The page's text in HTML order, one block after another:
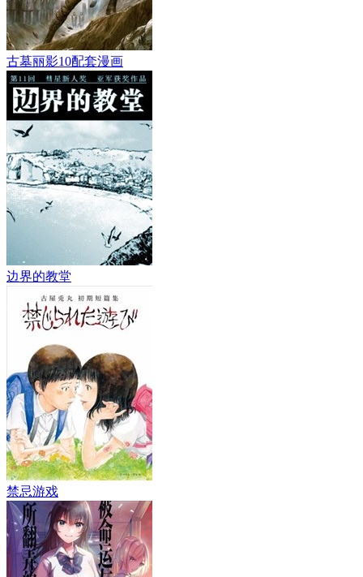
古墓丽影10配套漫画
边界的教堂
禁忌游戏